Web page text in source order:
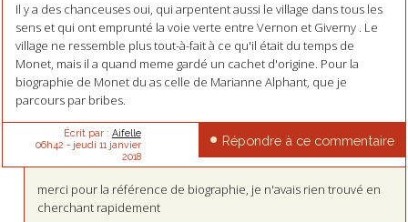
Il y a des chanceuses oui, qui arpentent aussi le village dans tous les
sens et qui ont emprunté la voie verte entre Vernon et Giverny . Le
village ne ressemble plus tout-à-fait à ce qu'il était du temps de
Monet, mais il a quand meme gardé un cachet d'origine. Pour la
biographie de Monet du as celle de Marianne Alphant, que je
parcours par bribes.
Écrit par : Aifelle
06h42 - jeudi 11 janvier
2018
Répondre à ce commentaire
merci pour la référence de biographie, je n'avais rien trouvé en
cherchant rapidement